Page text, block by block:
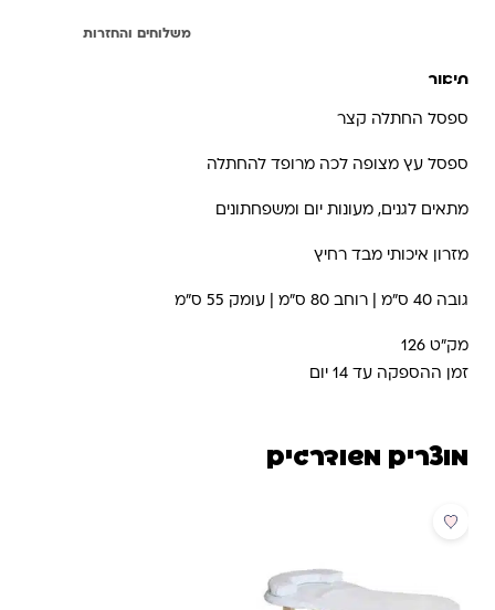
משלוחים והחזרות
תיאור
ספסל החתלה קצר
ספסל עץ מצופה לכה מרופד להחתלה
מתאים לגנים, מעונות יום ומשפחתונים
מזרון איכותי מבד רחיץ
גובה 40 ס"מ | רוחב 80 ס"מ | עומק 55 ס"מ
מק"ט 126
זמן ההספקה עד 14 יום
מוצרים משודרגים